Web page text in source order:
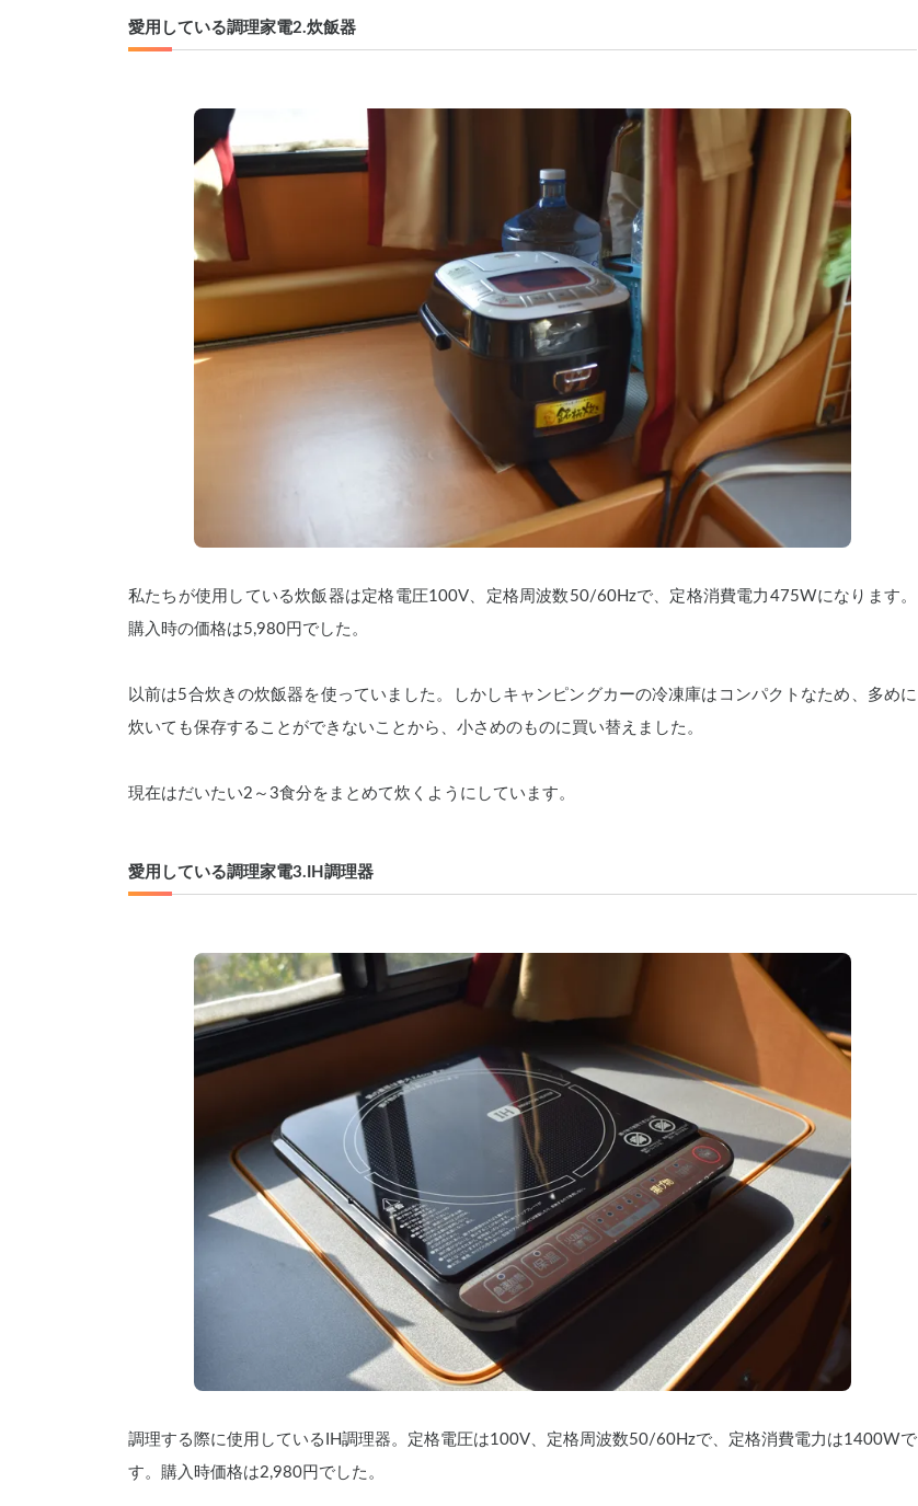
愛用している調理家電2.炊飯器
私たちが使用している炊飯器は定格電圧100V、定格周波数50/60Hzで、定格消費電力475Wになります。
購入時の価格は5,980円でした。
以前は5合炊きの炊飯器を使っていました。しかしキャンピングカーの冷凍庫はコンパクトなため、多めに
炊いても保存することができないことから、小さめのものに買い替えました。
現在はだいたい2～3食分をまとめて炊くようにしています。
愛用している調理家電3.IH調理器
調理する際に使用しているIH調理器。定格電圧は100V、定格周波数50/60Hzで、定格消費電力は1400Wで
す。購入時価格は2,980円でした。